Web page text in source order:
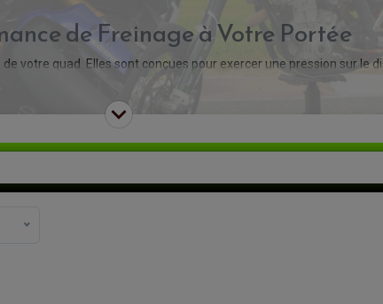
de Freinage à Votre Portée
votre quad. Elles sont conçues pour exercer une pression sur le
fiable et efficace est non seulement essentielle pour votre
particulier sur des terrains accidentés.